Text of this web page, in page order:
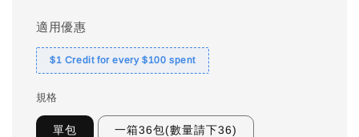
適用優惠
$1 Credit for every $100 spent
規格
單包 一箱36包(數量請下36)